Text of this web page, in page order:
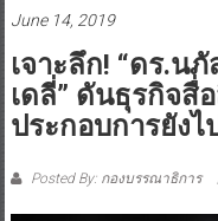
June 14, 2019
เจาะลึก! “ดร.น
เดลี่” ดันธุรกิจสื่
ประกอบการยังไ
Posted By: กองบรรณาธิการ